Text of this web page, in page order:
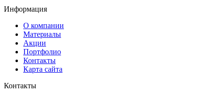
Информация
О компании
Материалы
Акции
Портфолио
Контакты
Карта сайта
Контакты